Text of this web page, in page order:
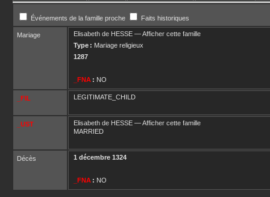
Événements de la famille proche Faits historiques
Mariage Elisabeth de HESSE —Afficher cette famille
Type : Mariage religieux
1287
_FNA : NO
_FIL LEGITIMATE_CHILD
_UST Elisabeth de HESSE —Afficher cette famille
MARRIED
Décès 1 décembre 1324
_FNA : NO